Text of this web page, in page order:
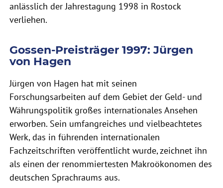
anlässlich der Jahrestagung 1998 in Rostock
verliehen.
Gossen-Preisträger 1997: Jürgen
von Hagen
Jürgen von Hagen hat mit seinen
Forschungsarbeiten auf dem Gebiet der Geld- und
Währungspolitik großes internationales Ansehen
erworben. Sein umfangreiches und vielbeachtetes
Werk, das in führenden internationalen
Fachzeitschriften veröffentlicht wurde, zeichnet ihn
als einen der renommiertesten Makroökonomen des
deutschen Sprachraums aus.